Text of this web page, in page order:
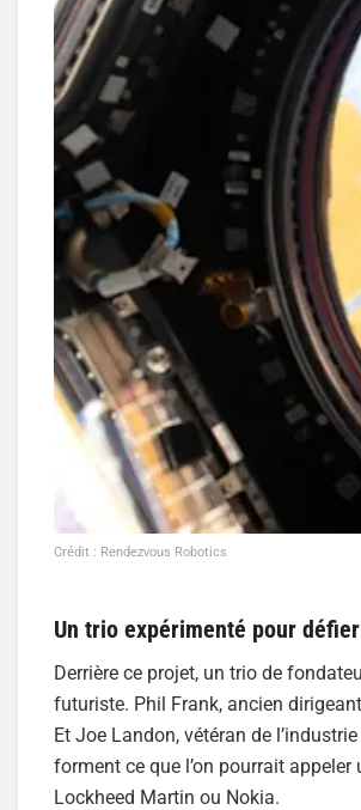
Crédit : Rendezvous Robotics
Un trio expérimenté pour
Derrière ce projet, un trio de
futuriste. Phil Frank, ancien
Et Joe Landon, vétéran de
forment ce que l’on pourrait
Lockheed Martin ou Nokia.